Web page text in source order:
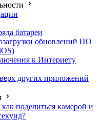
батареи
обновлений ПО
к Интернету
других приложений
поделиться камерой и